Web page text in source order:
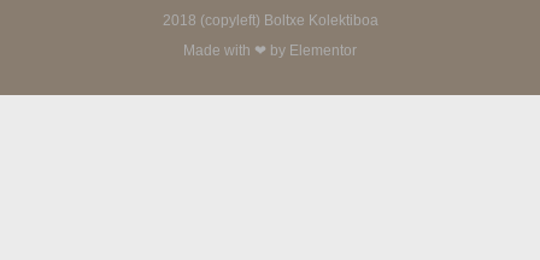
2018 (copyleft) Boltxe Kolektiboa
Made with ❤ by Elementor